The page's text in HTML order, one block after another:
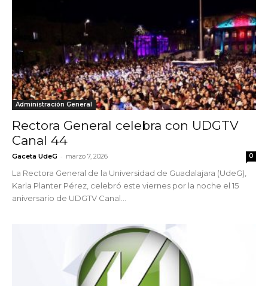
Administración General
Rectora General celebra con UDGTV
Canal 44
Gaceta UdeG - marzo 7, 2026 0
La Rectora General de la Universidad de Guadalajara (UdeG),
Karla Planter Pérez, celebró este viernes por la noche el 15
aniversario de UDGTV Canal...